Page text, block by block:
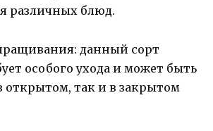
различных блюд.
данный сорт
особого ухода и может быть
так и в закрытом